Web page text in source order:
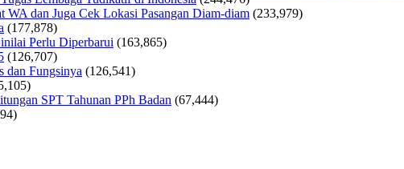
dan Juga Cek Lokasi Pasangan Diam-diam (233,979)
(177,878)
Perlu Diperbarui (163,865)
(126,707)
dan Fungsinya (126,541)
SPT Tahunan PPh Badan (67,444)